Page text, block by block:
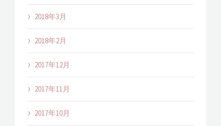
2018年3月
2018年2月
2017年12月
2017年11月
2017年10月